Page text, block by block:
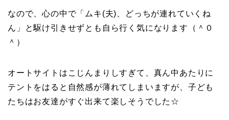
なので、心の中で「ムキ(夫)、どっちが連れていくね
ん」と駆け引きせずとも自ら行く気になります（＾０
＾）
オートサイトはこじんまりしすぎて、真ん中あたりに
テントをはると自然感が薄れてしまいますが、子ども
たちはお友達がすぐ出来て楽しそうでした☆